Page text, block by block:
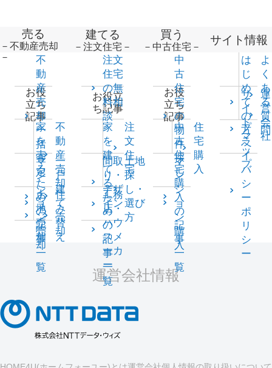
売る
－不動産売却
－
不
動
産
売
却
一
括
査
定
お役
立ち
記事
家
を
売
る
た
め
の
記
事
一
覧
不
動
産
売
却
マ
ン
シ
ョ
ン
売
却
一
戸
建
て
売
却
土
地
売
却
住
み
替
え
建てる
－注文住宅－
注文
住宅
の無
料相
談
お役立
ち記事
家
を
建
て
る
た
め
の
記
事
一
覧
注
文
住
宅
間取
り・
デザ
イン
土地
探
し・
選び
方
工務
店・
ハウ
スメ
ーカ
ー
買う
－中古住宅－
中
古
住
宅
の
物
件
探
し
お役
立ち
記事
中
古
住
宅
購
入
の
記
事
一
覧
住
宅
購
入
マ
ン
シ
ョ
ン
購
入
サイト情報
は
じ
め
て
の
方
へ
よ
く
あ
る
質
問
サ
イ
ト
マ
ッ
プ
運
営
会
社
プ
ラ
イ
バ
シ
ー
ポ
リ
シ
ー
運営会社情報